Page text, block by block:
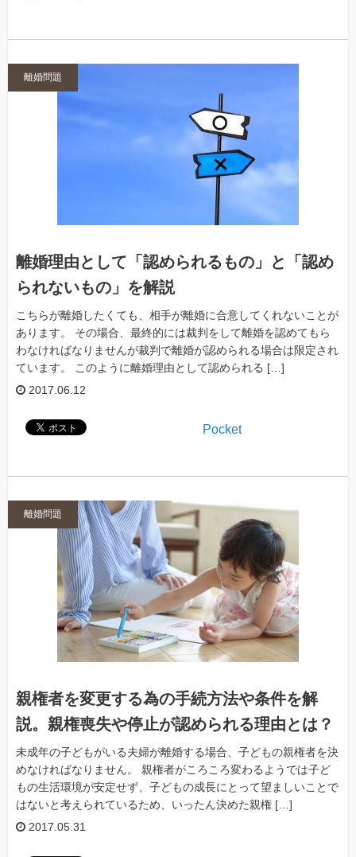
離婚問題
離婚理由として「認められるもの」と「認め
られないもの」を解説
こちらが離婚したくても、相手が離婚に合意してくれないことが
あります。 その場合、最終的には裁判をして離婚を認めてもら
わなければなりませんが裁判で離婚が認められる場合は限定され
ています。 このように離婚理由として認められる […]
2017.06.12
Pocket
離婚問題
親権者を変更する為の手続方法や条件を解
説。親権喪失や停止が認められる理由とは？
未成年の子どもがいる夫婦が離婚する場合、子どもの親権者を決
めなければなりません。 親権者がころころ変わるようでは子ど
もの生活環境が安定せず、子どもの成長にとって望ましいことで
はないと考えられているため、いったん決めた親権 […]
2017.05.31